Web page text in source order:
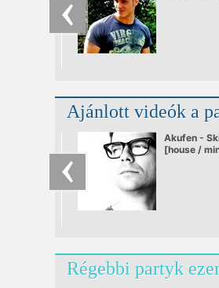
Ajánlott videók a
Akufen -
[house /
Régebbi partyk